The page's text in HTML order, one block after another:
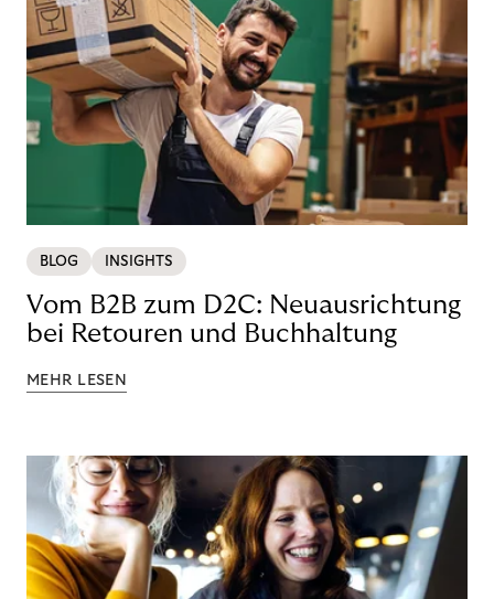
BLOG INSIGHTS
Vom B2B zum D2C: Neuausrichtung
bei Retouren und Buchhaltung
MEHR LESEN